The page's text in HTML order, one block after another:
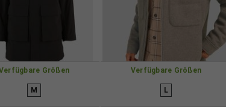
Größen
M
Verfügbare Größen
L